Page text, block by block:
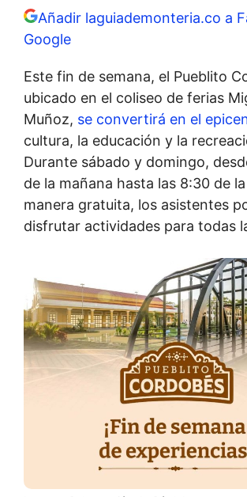
Añadir laguiademonteria.co a
Google
Este fin de semana, el Pueblito
ubicado en el coliseo de ferias
Muñoz, se convertirá en el
cultura, la educación y la
Durante sábado y domingo,
de la mañana hasta las 8:30 de
manera gratuita, los asistentes
disfrutar actividades para todas